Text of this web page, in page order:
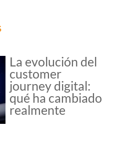
La evolución del
customer
journey digital:
qué ha cambiado
realmente